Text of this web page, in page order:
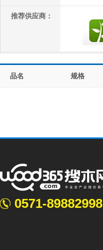
推荐供应商：
品名 规格
0571-89882998